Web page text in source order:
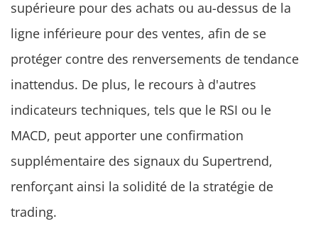
supérieure pour des achats ou au-dessus de la
ligne inférieure pour des ventes, afin de se
protéger contre des renversements de tendance
inattendus. De plus, le recours à d'autres
indicateurs techniques, tels que le RSI ou le
MACD, peut apporter une confirmation
supplémentaire des signaux du Supertrend,
renforçant ainsi la solidité de la stratégie de
trading.